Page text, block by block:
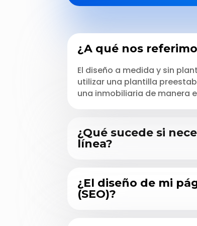
¿A qué nos
El diseño a medida y sin
utilizar una plantilla
una inmobiliaria de manera
¿Qué sucede si
línea?
¿El diseño de mi
(SEO)?